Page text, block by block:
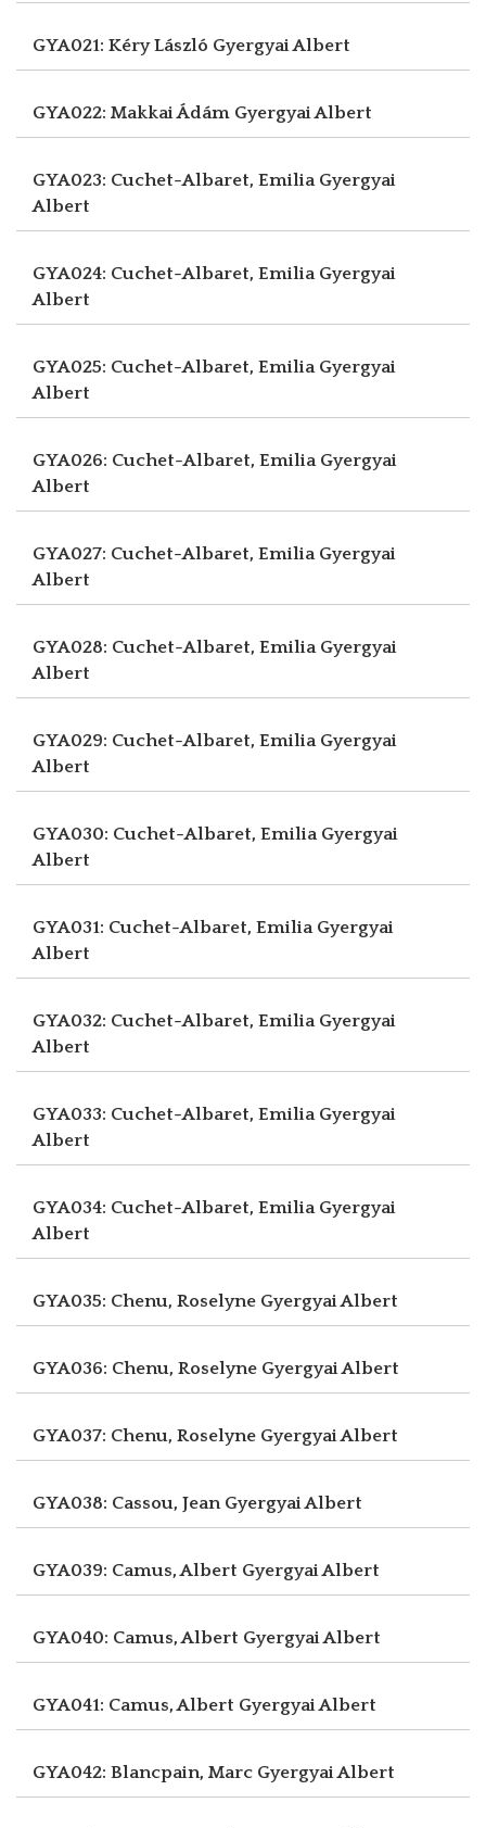
GYA021: Kéry László Gyergyai Albert
GYA022: Makkai Ádám Gyergyai Albert
GYA023: Cuchet-Albaret, Emilia Gyergyai
Albert
GYA024: Cuchet-Albaret, Emilia Gyergyai
Albert
GYA025: Cuchet-Albaret, Emilia Gyergyai
Albert
GYA026: Cuchet-Albaret, Emilia Gyergyai
Albert
GYA027: Cuchet-Albaret, Emilia Gyergyai
Albert
GYA028: Cuchet-Albaret, Emilia Gyergyai
Albert
GYA029: Cuchet-Albaret, Emilia Gyergyai
Albert
GYA030: Cuchet-Albaret, Emilia Gyergyai
Albert
GYA031: Cuchet-Albaret, Emilia Gyergyai
Albert
GYA032: Cuchet-Albaret, Emilia Gyergyai
Albert
GYA033: Cuchet-Albaret, Emilia Gyergyai
Albert
GYA034: Cuchet-Albaret, Emilia Gyergyai
Albert
GYA035: Chenu, Roselyne Gyergyai Albert
GYA036: Chenu, Roselyne Gyergyai Albert
GYA037: Chenu, Roselyne Gyergyai Albert
GYA038: Cassou, Jean Gyergyai Albert
GYA039: Camus, Albert Gyergyai Albert
GYA040: Camus, Albert Gyergyai Albert
GYA041: Camus, Albert Gyergyai Albert
GYA042: Blancpain, Marc Gyergyai Albert